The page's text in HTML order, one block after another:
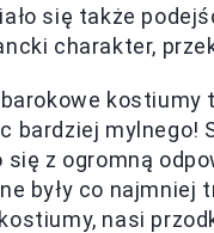
się także
charakter,
bardziej mylnego!
się z ogromną
były co najmniej
nasi